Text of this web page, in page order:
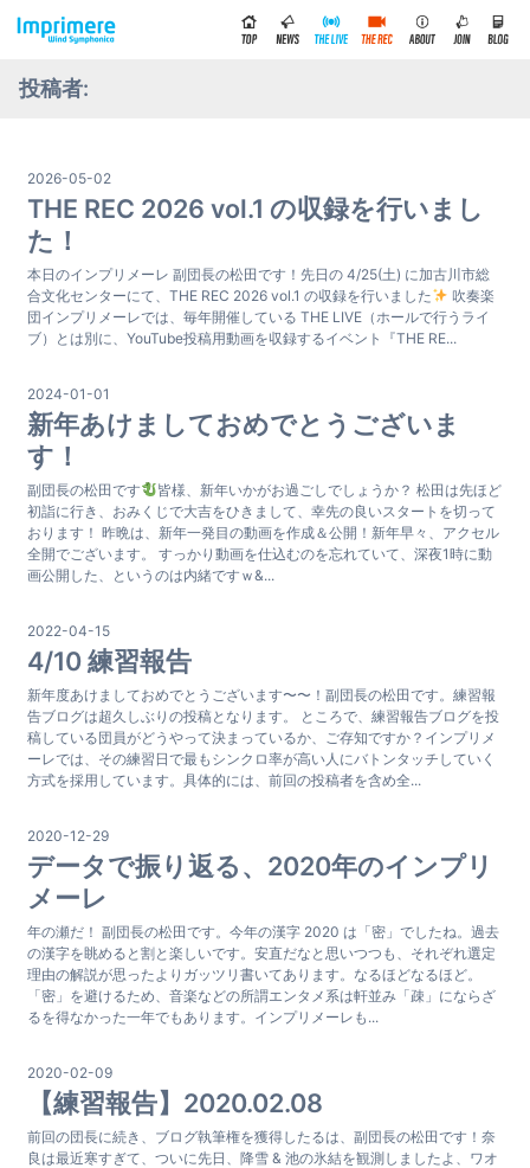
投稿者:
2026-05-02
THE REC 2026 vol.1 の収録を行いまし
た！
本日のインプリメーレ 副団長の松田です！先日の 4/25(土) に加古川市総
合文化センターにて、THE REC 2026 vol.1 の収録を行いました
吹奏楽
団インプリメーレでは、毎年開催している THE LIVE（ホールで行うライ
ブ）とは別に、YouTube投稿用動画を収録するイベント『THE RE...
2024-01-01
新年あけましておめでとうございま
す！
副団長の松田です
皆様、新年いかがお過ごしでしょうか？ 松田は先ほど
初詣に行き、おみくじで大吉をひきまして、幸先の良いスタートを切って
おります！ 昨晩は、新年一発目の動画を作成＆公開！新年早々、アクセル
全開でございます。 すっかり動画を仕込むのを忘れていて、深夜1時に動
画公開した、というのは内緒ですｗ&...
2022-04-15
4/10 練習報告
新年度あけましておめでとうございます〜〜！副団長の松田です。練習報
告ブログは超久しぶりの投稿となります。 ところで、練習報告ブログを投
稿している団員がどうやって決まっているか、ご存知ですか？インプリメ
ーレでは、その練習日で最もシンクロ率が高い人にバトンタッチしていく
方式を採用しています。具体的には、前回の投稿者を含め全...
2020-12-29
データで振り返る、2020年のインプリ
メーレ
年の瀬だ！ 副団長の松田です。今年の漢字 2020 は「密」でしたね。過去
の漢字を眺めると割と楽しいです。安直だなと思いつつも、それぞれ選定
理由の解説が思ったよりガッツリ書いてあります。なるほどなるほど。
「密」を避けるため、音楽などの所謂エンタメ系は軒並み「疎」にならざ
るを得なかった一年でもあります。インプリメーレも...
2020-02-09
【練習報告】2020.02.08
前回の団長に続き、ブログ執筆権を獲得したるは、副団長の松田です！奈
良は最近寒すぎて、ついに先日、降雪 & 池の氷結を観測しましたよ、ワオ